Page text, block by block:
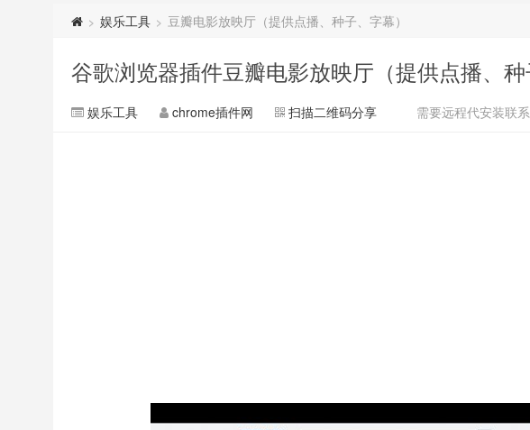
> 娱乐工具 > 豆瓣电影放映厅（提供点播、种子、字幕）
谷歌浏览器插件豆瓣电影放映厅（提供点播、种
娱乐工具 chrome插件网 扫描二维码分享 需要远程代安装联